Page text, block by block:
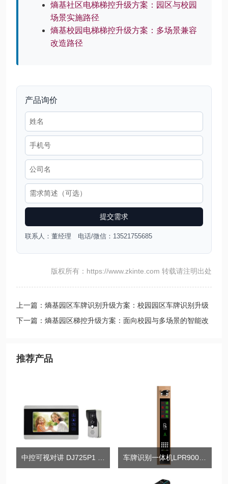
熵基社区电梯梯控升级方案：园区与校园
场景实施路径
熵基校园电梯梯控升级方案：多场景兼容
改造路径
产品询价
提交需求
联系人：董经理 电话/微信：13521755685
版权所有：https://www.zkinte.com 转载请注明出处
上一篇：熵基园区车牌识别升级方案：校园园区车牌识别升级
与系统整合路径
下一篇：熵基园区梯控升级方案：面向校园与多场景的智能改
推荐产品